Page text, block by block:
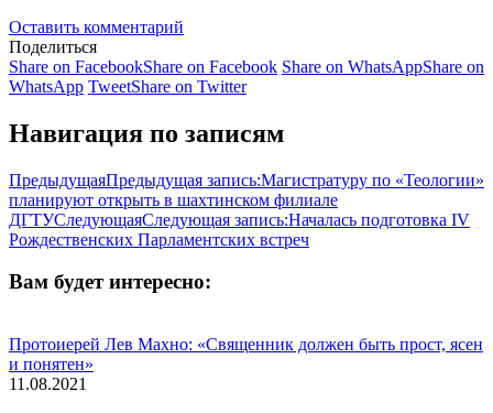
Оставить комментарий
Поделиться
Share on FacebookShare on Facebook Share on WhatsAppShare on
WhatsApp TweetShare on Twitter
Навигация по записям
ПредыдущаяПредыдущая запись:Магистратуру по «Теологии»
планируют открыть в шахтинском филиале
ДГТУСледующаяСледующая запись:Началась подготовка IV
Рождественских Парламентских встреч
Вам будет интересно:
Протоиерей Лев Махно: «Священник должен быть прост, ясен
и понятен»
11.08.2021